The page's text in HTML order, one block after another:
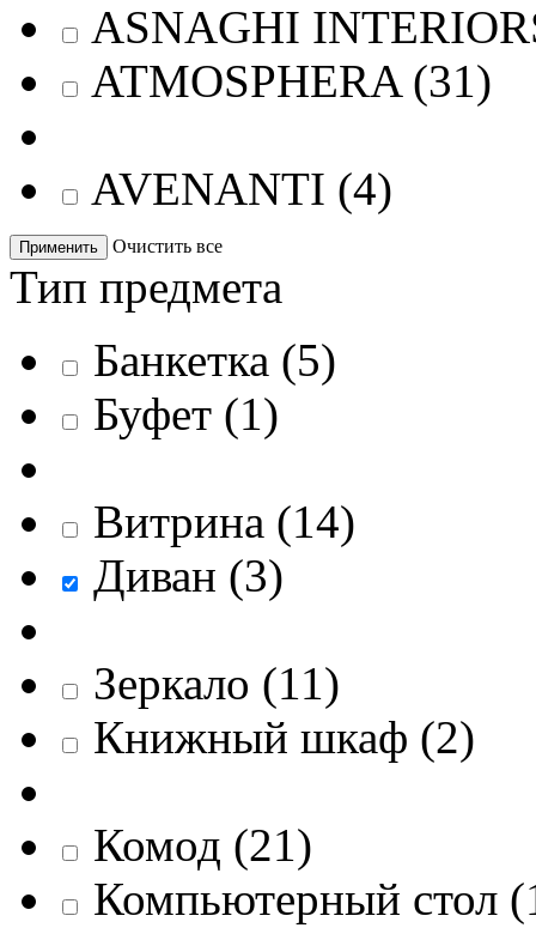
ASNAGHI
ATMOSPHERA (31)
AVENANTI (4)
Применить Очистить все
Тип предмета
Банкетка (5)
Буфет (1)
Витрина (14)
Диван (3)
Зеркало (11)
Книжный шкаф (2)
Комод (21)
Компьютерный стол (